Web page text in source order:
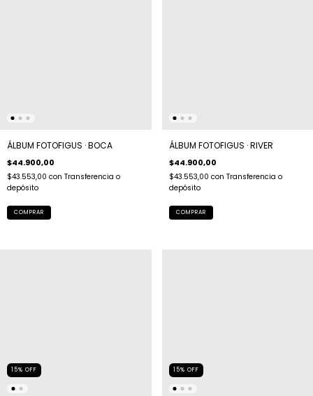
ÁLBUM FOTOFIGUS · BOCA
$44.900,00
$43.553,00 con Transferencia o
depósito
ÁLBUM FOTOFIGUS · RIVER
$44.900,00
$43.553,00 con Transferencia o
depósito
15% OFF 15% OFF